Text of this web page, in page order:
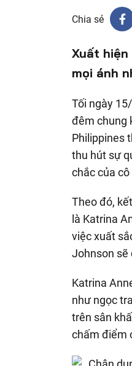
Chia sẻ
Xuất
mọi ánh
Tối ngày
đêm chung
Philippines
thu hút sự
chắc của
Theo đó,
là Katrina
việc xuất
Johnson sẽ
Katrina
như ngọc
trên sân
chấm điểm